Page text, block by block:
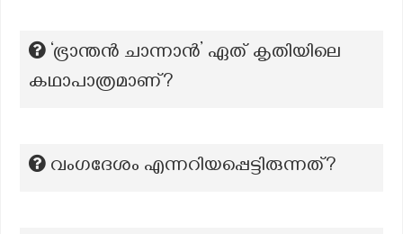
‘ഭ്രാന്തൻ ചാന്നാൻ’ ഏത് കൃതിയിലെ
കഥാപാത്രമാണ്?
വംഗദേശം എന്നറിയപ്പെട്ടിരുന്നത്?